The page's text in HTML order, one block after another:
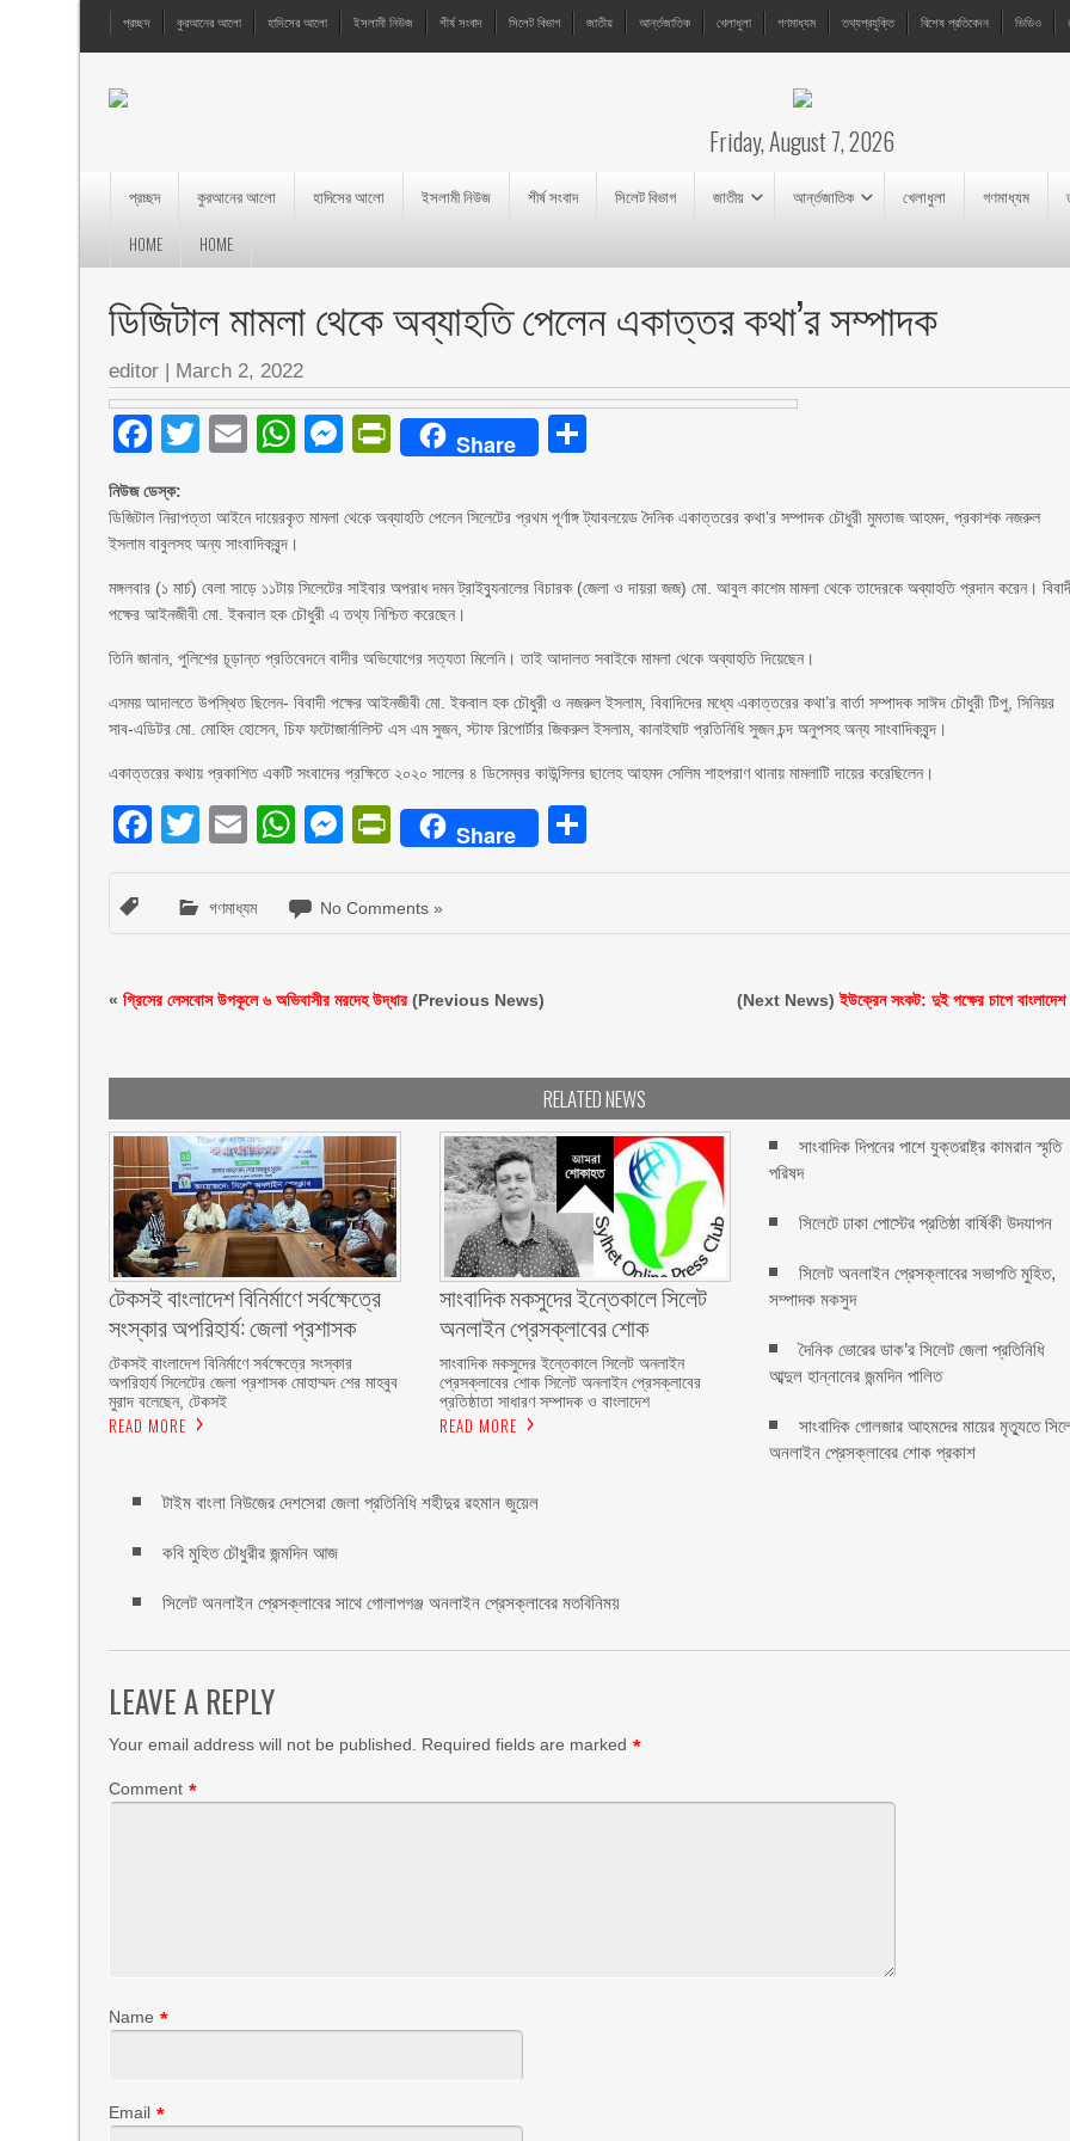
প্রচ্ছদ কুরআনের আলো হাদিসের আলো ইসলামী নিউজ শীর্ষ সংবাদ সিলেট বিভাগ জাতীয় আর্ন্তজাতিক খেলাধুলা গণমাধ্যম তথ্যপ্রযুক্তি বিশেষ প্রতিবেদন ভিডিও
Friday, August 7, 2026
প্রচ্ছদ কুরআনের আলো হাদিসের আলো ইসলামী নিউজ শীর্ষ সংবাদ সিলেট বিভাগ জাতীয় আর্ন্তজাতিক খেলাধুলা গণমাধ্যম
HOME
HOME
ডিজিটাল মামলা থেকে অব্যাহতি পেলেন একাত্তর কথা’র সম্পাদক
editor | March 2, 2022
Facebook
Twitter
EmailWhatsApp
Messenger
PrintFriendly
Share
নিউজ ডেস্ক:
ডিজিটাল নিরাপত্তা আইনে দায়েরকৃত মামলা থেকে অব্যাহতি পেলেন সিলেটের প্রথম পূর্ণাঙ্গ ট্যাবলয়েড দৈনিক একাত্তরের কথা’র সম্পাদক চৌধুরী মুমতাজ আহমদ, প্রকাশক নজরুল
ইসলাম বাবুলসহ অন্য সাংবাদিকবৃন্দ।
মঙ্গলবার (১ মার্চ) বেলা সাড়ে ১১টায় সিলেটের সাইবার অপরাধ দমন ট্রাইব্যুনালের বিচারক (জেলা ও দায়রা জজ) মো. আবুল কাশেম মামলা থেকে তাদেরকে অব্যাহতি প্রদান করেন।
পক্ষের আইনজীবী মো. ইকবাল হক চৌধুরী এ তথ্য নিশ্চিত করেছেন।
তিনি জানান, পুলিশের চূড়ান্ত প্রতিবেদনে বাদীর অভিযোগের সত্যতা মিলেনি। তাই আদালত সবাইকে মামলা থেকে অব্যাহতি দিয়েছেন।
এসময় আদালতে উপস্থিত ছিলেন- বিবাদী পক্ষের আইনজীবী মো. ইকবাল হক চৌধুরী ও নজরুল ইসলাম, বিবাদিদের মধ্যে একাত্তরের কথা’র বার্তা সম্পাদক সাঈদ চৌধুরী টিপু, সিনিয়র
সাব-এডিটর মো. মোহিদ হোসেন, চিফ ফটোজার্নালিস্ট এস এম সুজন, স্টাফ রিপোর্টার জিকরুল ইসলাম, কানাইঘাট প্রতিনিধি সুজন চন্দ অনুপসহ অন্য সাংবাদিকবৃন্দ।
একাত্তরের কথায় প্রকাশিত একটি সংবাদের প্রক্ষিতে ২০২০ সালের ৪ ডিসেম্বর কাউন্সিলর ছালেহ আহমদ সেলিম শাহপরাণ থানায় মামলাটি দায়ের করেছিলেন।
Facebook
Twitter
EmailWhatsApp
Messenger
PrintFriendly
Share
গণমাধ্যম No Comments »
«গ্রিসের লেসবোস উপকূলে ৬ অভিবাসীর মরদেহ উদ্ধার(Previous News) (Next News)ইউক্রেন সংকট: দুই পক্ষের চাপে বাংলাদেশ
RELATED NEWS
টেকসই বাংলাদেশ বিনির্মাণে সর্বক্ষেত্রে
সংস্কার অপরিহার্য: জেলা প্রশাসক
টেকসই বাংলাদেশ বিনির্মাণে সর্বক্ষেত্রে সংস্কার
অপরিহার্য সিলেটের জেলা প্রশাসক মোহাম্মদ শের মাহবুব
মুরাদ বলেছেন, টেকসই
READ MORE
সাংবাদিক মকসুদের ইন্তেকালে সিলেট
অনলাইন প্রেসক্লাবের শোক
সাংবাদিক মকসুদের ইন্তেকালে সিলেট অনলাইন
প্রেসক্লাবের শোক সিলেট অনলাইন প্রেসক্লাবের
প্রতিষ্ঠাতা সাধারণ সম্পাদক ও বাংলাদেশ
READ MORE
সাংবাদিক দিপনের পাশে যুক্তরাষ্ট্র কামরান স্মৃতি
পরিষদ
সিলেটে ঢাকা পোস্টের প্রতিষ্ঠা বার্ষিকী উদযাপন
সিলেট অনলাইন প্রেসক্লাবের সভাপতি মুহিত,
সম্পাদক মকসুদ
দৈনিক ভোরের ডাক’র সিলেট জেলা প্রতিনিধি
আব্দুল হান্নানের জন্মদিন পালিত
সাংবাদিক গোলজার আহমদের মায়ের মৃত্যুতে
অনলাইন প্রেসক্লাবের শোক প্রকাশ
টাইম বাংলা নিউজের দেশসেরা জেলা প্রতিনিধি শহীদুর রহমান জুয়েল
কবি মুহিত চৌধুরীর জন্মদিন আজ
সিলেট অনলাইন প্রেসক্লাবের সাথে গোলাপগঞ্জ অনলাইন প্রেসক্লাবের মতবিনিময়
LEAVE A REPLY
Your email address will not be published. Required fields are marked *
Comment *
Name *
Email *